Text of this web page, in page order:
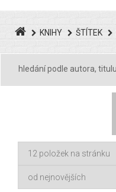
KNIHY ŠTÍTEK